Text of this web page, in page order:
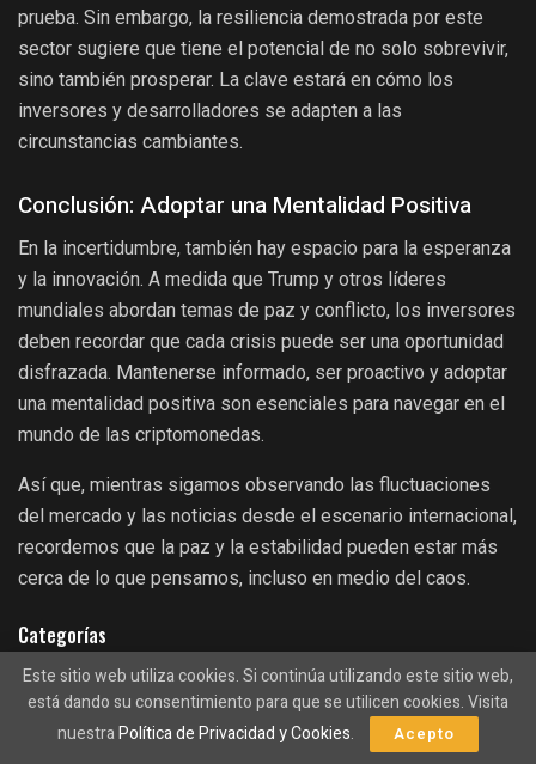
prueba. Sin embargo, la resiliencia demostrada por este
sector sugiere que tiene el potencial de no solo sobrevivir,
sino también prosperar. La clave estará en cómo los
inversores y desarrolladores se adapten a las
circunstancias cambiantes.
Conclusión: Adoptar una Mentalidad Positiva
En la incertidumbre, también hay espacio para la esperanza
y la innovación. A medida que Trump y otros líderes
mundiales abordan temas de paz y conflicto, los inversores
deben recordar que cada crisis puede ser una oportunidad
disfrazada. Mantenerse informado, ser proactivo y adoptar
una mentalidad positiva son esenciales para navegar en el
mundo de las criptomonedas.
Así que, mientras sigamos observando las fluctuaciones
del mercado y las noticias desde el escenario internacional,
recordemos que la paz y la estabilidad pueden estar más
cerca de lo que pensamos, incluso en medio del caos.
Categorías
AltcoinsAnálisis Argentina BillonariosBinance Brasil Cardano
China Coinbase CryptoSpain DeFi DEXES Dogecoin El Salvador
Este sitio web utiliza cookies. Si continúa utilizando este sitio web,
está dando su consentimiento para que se utilicen cookies. Visita
nuestraPolítica de Privacidad y Cookies. Acepto